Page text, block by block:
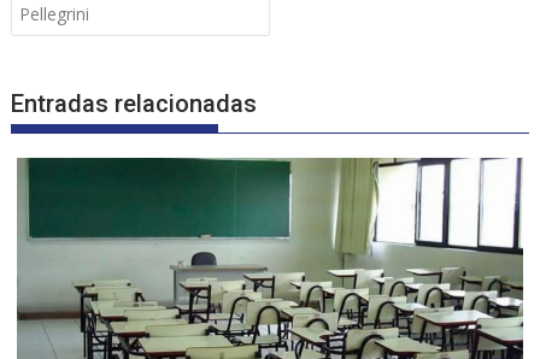
Pellegrini
Entradas relacionadas